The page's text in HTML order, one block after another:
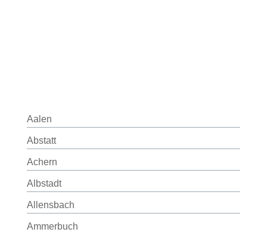
Aalen
Abstatt
Achern
Albstadt
Allensbach
Ammerbuch